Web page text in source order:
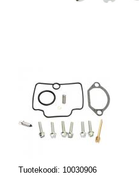
Tuotekoodi: 10030906